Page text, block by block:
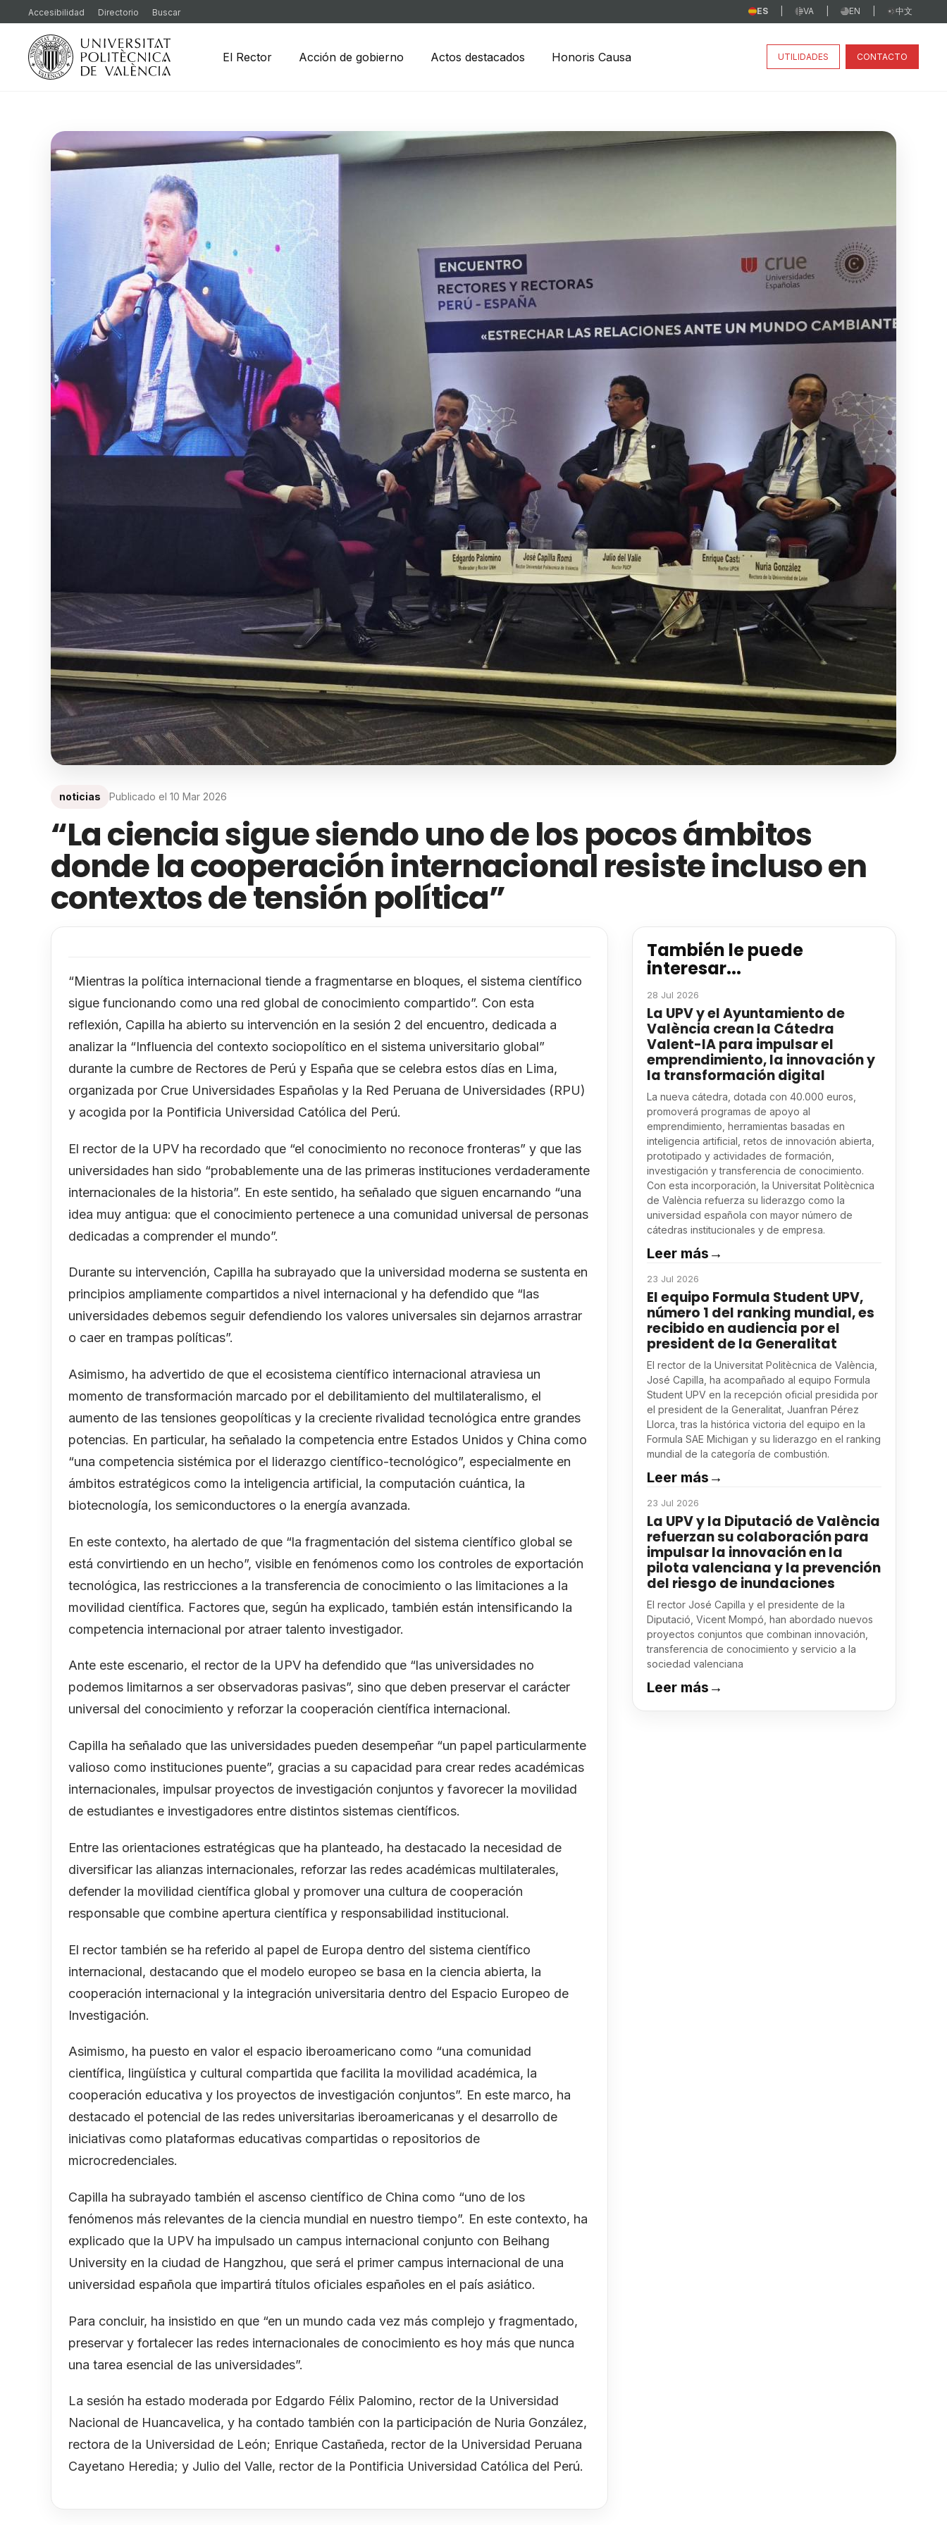
Accesibilidad Directorio Buscar ES VA EN 中文
El Rector Acción de gobierno Actos destacados Honoris Causa UTILIDADES CONTACTO
noticias Publicado el 10 Mar 2026
“La ciencia sigue siendo uno de los pocos ámbitos
donde la cooperación internacional resiste incluso en
contextos de tensión política”
“Mientras la política internacional tiende a fragmentarse en bloques, el sistema científico
sigue funcionando como una red global de conocimiento compartido”. Con esta
reflexión, Capilla ha abierto su intervención en la sesión 2 del encuentro, dedicada a
analizar la “Influencia del contexto sociopolítico en el sistema universitario global”
durante la cumbre de Rectores de Perú y España que se celebra estos días en Lima,
organizada por Crue Universidades Españolas y la Red Peruana de Universidades (RPU)
y acogida por la Pontificia Universidad Católica del Perú.
El rector de la UPV ha recordado que “el conocimiento no reconoce fronteras” y que las
universidades han sido “probablemente una de las primeras instituciones verdaderamente
internacionales de la historia”. En este sentido, ha señalado que siguen encarnando “una
idea muy antigua: que el conocimiento pertenece a una comunidad universal de personas
dedicadas a comprender el mundo”.
Durante su intervención, Capilla ha subrayado que la universidad moderna se sustenta en
principios ampliamente compartidos a nivel internacional y ha defendido que “las
universidades debemos seguir defendiendo los valores universales sin dejarnos arrastrar
o caer en trampas políticas”.
Asimismo, ha advertido de que el ecosistema científico internacional atraviesa un
momento de transformación marcado por el debilitamiento del multilateralismo, el
aumento de las tensiones geopolíticas y la creciente rivalidad tecnológica entre grandes
potencias. En particular, ha señalado la competencia entre Estados Unidos y China como
“una competencia sistémica por el liderazgo científico-tecnológico”, especialmente en
ámbitos estratégicos como la inteligencia artificial, la computación cuántica, la
biotecnología, los semiconductores o la energía avanzada.
En este contexto, ha alertado de que “la fragmentación del sistema científico global se
está convirtiendo en un hecho”, visible en fenómenos como los controles de exportación
tecnológica, las restricciones a la transferencia de conocimiento o las limitaciones a la
movilidad científica. Factores que, según ha explicado, también están intensificando la
competencia internacional por atraer talento investigador.
Ante este escenario, el rector de la UPV ha defendido que “las universidades no
podemos limitarnos a ser observadoras pasivas”, sino que deben preservar el carácter
universal del conocimiento y reforzar la cooperación científica internacional.
Capilla ha señalado que las universidades pueden desempeñar “un papel particularmente
valioso como instituciones puente”, gracias a su capacidad para crear redes académicas
internacionales, impulsar proyectos de investigación conjuntos y favorecer la movilidad
de estudiantes e investigadores entre distintos sistemas científicos.
Entre las orientaciones estratégicas que ha planteado, ha destacado la necesidad de
diversificar las alianzas internacionales, reforzar las redes académicas multilaterales,
defender la movilidad científica global y promover una cultura de cooperación
responsable que combine apertura científica y responsabilidad institucional.
El rector también se ha referido al papel de Europa dentro del sistema científico
internacional, destacando que el modelo europeo se basa en la ciencia abierta, la
cooperación internacional y la integración universitaria dentro del Espacio Europeo de
Investigación.
Asimismo, ha puesto en valor el espacio iberoamericano como “una comunidad
científica, lingüística y cultural compartida que facilita la movilidad académica, la
cooperación educativa y los proyectos de investigación conjuntos”. En este marco, ha
destacado el potencial de las redes universitarias iberoamericanas y el desarrollo de
iniciativas como plataformas educativas compartidas o repositorios de
microcredenciales.
Capilla ha subrayado también el ascenso científico de China como “uno de los
fenómenos más relevantes de la ciencia mundial en nuestro tiempo”. En este contexto, ha
explicado que la UPV ha impulsado un campus internacional conjunto con Beihang
University en la ciudad de Hangzhou, que será el primer campus internacional de una
universidad española que impartirá títulos oficiales españoles en el país asiático.
Para concluir, ha insistido en que “en un mundo cada vez más complejo y fragmentado,
preservar y fortalecer las redes internacionales de conocimiento es hoy más que nunca
una tarea esencial de las universidades”.
La sesión ha estado moderada por Edgardo Félix Palomino, rector de la Universidad
Nacional de Huancavelica, y ha contado también con la participación de Nuria González,
rectora de la Universidad de León; Enrique Castañeda, rector de la Universidad Peruana
Cayetano Heredia; y Julio del Valle, rector de la Pontificia Universidad Católica del Perú.
También le puede
interesar...
28 Jul 2026
La UPV y el Ayuntamiento de
València crean la Cátedra
Valent-IA para impulsar el
emprendimiento, la innovación y
la transformación digital
La nueva cátedra, dotada con 40.000 euros,
promoverá programas de apoyo al
emprendimiento, herramientas basadas en
inteligencia artificial, retos de innovación abierta,
prototipado y actividades de formación,
investigación y transferencia de conocimiento.
Con esta incorporación, la Universitat Politècnica
de València refuerza su liderazgo como la
universidad española con mayor número de
cátedras institucionales y de empresa.
Leer más →
23 Jul 2026
El equipo Formula Student UPV,
número 1 del ranking mundial, es
recibido en audiencia por el
president de la Generalitat
El rector de la Universitat Politècnica de València,
José Capilla, ha acompañado al equipo Formula
Student UPV en la recepción oficial presidida por
el president de la Generalitat, Juanfran Pérez
Llorca, tras la histórica victoria del equipo en la
Formula SAE Michigan y su liderazgo en el ranking
mundial de la categoría de combustión.
Leer más →
23 Jul 2026
La UPV y la Diputació de València
refuerzan su colaboración para
impulsar la innovación en la
pilota valenciana y la prevención
del riesgo de inundaciones
El rector José Capilla y el presidente de la
Diputació, Vicent Mompó, han abordado nuevos
proyectos conjuntos que combinan innovación,
transferencia de conocimiento y servicio a la
sociedad valenciana
Leer más →